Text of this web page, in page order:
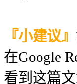
『小建议』
在Google
看到这篇